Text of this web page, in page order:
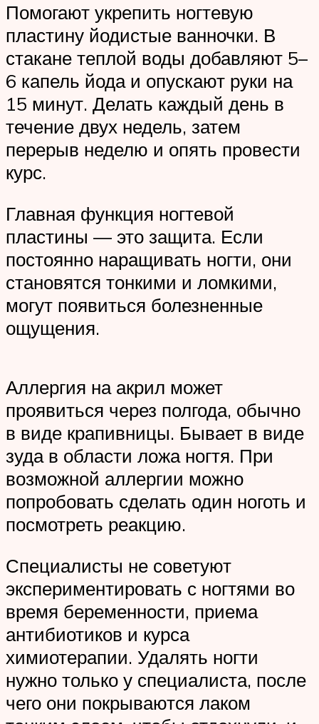
Помогают укрепить ногтевую
пластину йодистые ванночки. В
стакане теплой воды добавляют 5–
6 капель йода и опускают руки на
15 минут. Делать каждый день в
течение двух недель, затем
перерыв неделю и опять провести
курс.
Главная функция ногтевой
пластины — это защита. Если
постоянно наращивать ногти, они
становятся тонкими и ломкими,
могут появиться болезненные
ощущения.
Аллергия на акрил может
проявиться через полгода, обычно
в виде крапивницы. Бывает в виде
зуда в области ложа ногтя. При
возможной аллергии можно
попробовать сделать один ноготь и
посмотреть реакцию.
Специалисты не советуют
экспериментировать с ногтями во
время беременности, приема
антибиотиков и курса
химиотерапии. Удалять ногти
нужно только у специалиста, после
чего они покрываются лаком